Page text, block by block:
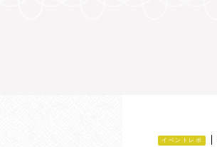
イベントレポ